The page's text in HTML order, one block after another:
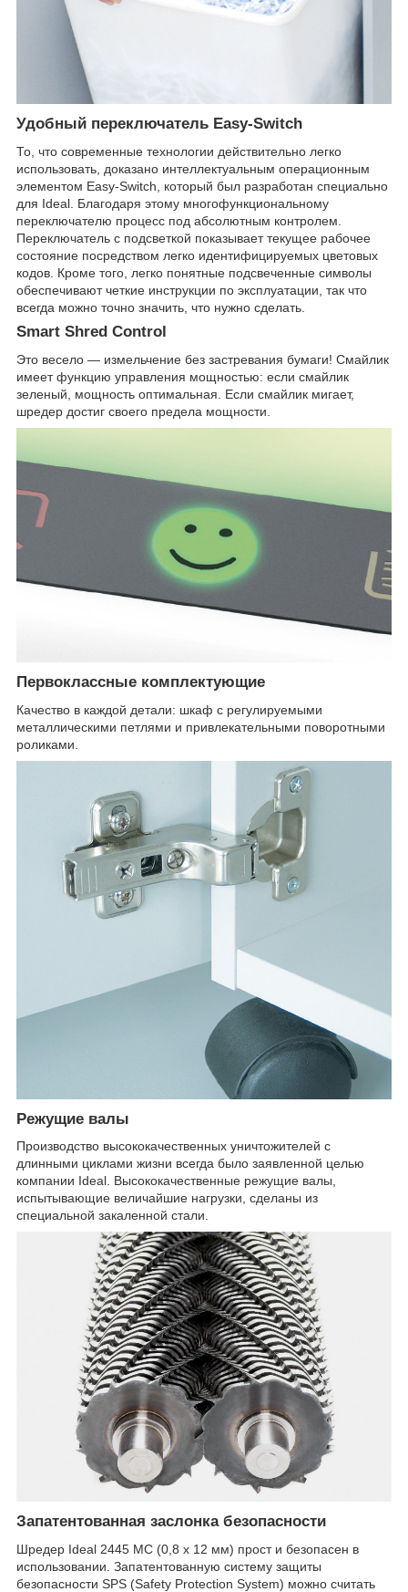
Удобный переключатель Easy-Switch
То, что современные технологии действительно легко
использовать, доказано интеллектуальным операционным
элементом Easy-Switch, который был разработан специально
для Ideal. Благодаря этому многофункциональному
переключателю процесс под абсолютным контролем.
Переключатель с подсветкой показывает текущее рабочее
состояние посредством легко идентифицируемых цветовых
кодов. Кроме того, легко понятные подсвеченные символы
обеспечивают четкие инструкции по эксплуатации, так что
всегда можно точно значить, что нужно сделать.
Smart Shred Control
Это весело — измельчение без застревания бумаги! Смайлик
имеет функцию управления мощностью: если смайлик
зеленый, мощность оптимальная. Если смайлик мигает,
шредер достиг своего предела мощности.
Первоклассные комплектующие
Качество в каждой детали: шкаф с регулируемыми
металлическими петлями и привлекательными поворотными
роликами.
Режущие валы
Производство высококачественных уничтожителей с
длинными циклами жизни всегда было заявленной целью
компании Ideal. Высококачественные режущие валы,
испытывающие величайшие нагрузки, сделаны из
специальной закаленной стали.
Запатентованная заслонка безопасности
Шредер Ideal 2445 MC (0,8 x 12 мм) прост и безопасен в
использовании. Запатентованную систему защиты
безопасности SPS (Safety Protection System) можно считать